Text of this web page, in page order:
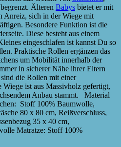
Älteren Babys bietet er mit
Anreiz, sich in der Wiege mit
Besondere Funktion ist die
Diese besteht aus einem
eingeschlafen ist kannst Du so
Praktische Rollen ergänzen das
um Mobilität innerhalb der
in sicherer Nähe ihrer Eltern
die Rollen mit einer
ist aus Massivholz gefertigt,
Anbau stammt. Material
Stoff 100% Baumwolle,
80 x 80 cm, Reißverschluss,
35 x 40 cm,
Matratze: Stoff 100%